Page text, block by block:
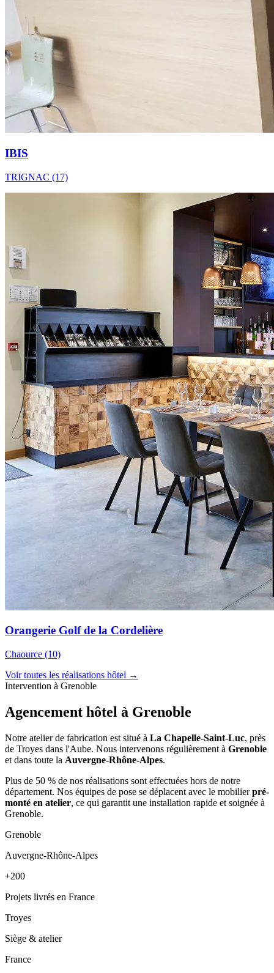
IBIS
TRIGNAC (17)
Orangerie Golf de la Cordelière
Chaource (10)
Voir toutes les réalisations hôtel →
Intervention à Grenoble
Agencement hôtel à Grenoble
Notre atelier de fabrication est situé à La Chapelle-Saint-Luc, près
de Troyes dans l'Aube. Nous intervenons régulièrement à Grenoble
et dans toute la Auvergne-Rhône-Alpes.
Plus de 50 % de nos réalisations sont effectuées hors de notre
département. Nos équipes de pose se déplacent avec le mobilierpré-
monté en atelier, ce qui garantit une installation rapide et soignée à
Grenoble.
Grenoble
Auvergne-Rhône-Alpes
+200
Projets livrés en France
Troyes
Siège & atelier
France